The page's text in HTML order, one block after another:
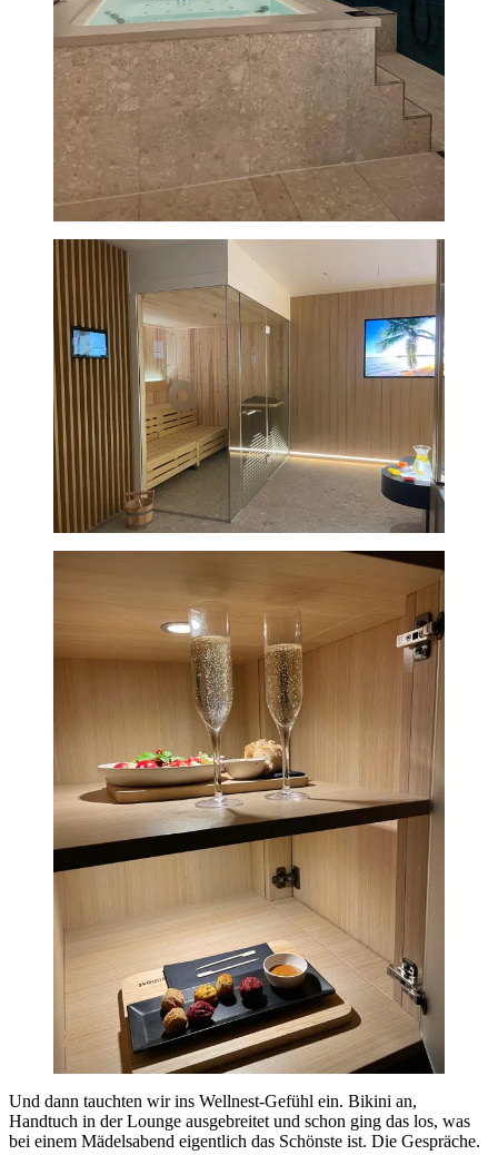
Und dann tauchten wir ins Wellnest-Gefühl ein. Bikini an,
Handtuch in der Lounge ausgebreitet und schon ging das los, was
bei einem Mädelsabend eigentlich das Schönste ist. Die Gespräche.